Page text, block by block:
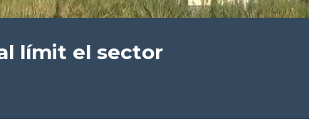
límit el sector